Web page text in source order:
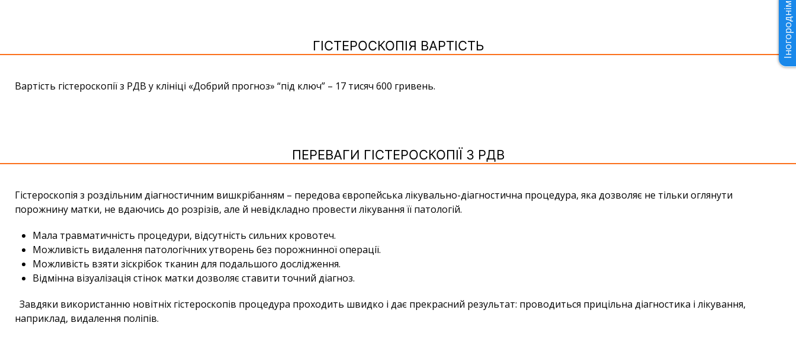
ГІСТЕРОСКОПІЯ ВАРТІСТЬ
Вартість гістероскопії з РДВ у клініці «Добрий прогноз» “під ключ” – 17 тисяч 600 гривень.
ПЕРЕВАГИ ГІСТЕРОСКОПІЇ З РДВ
Гістероскопія з роздільним діагностичним вишкрібанням – передова європейська лікувально-діагностична процедура, яка дозволяє не тільки оглянути
порожнину матки, не вдаючись до розрізів, але й невідкладно провести лікування її патологій.
Мала травматичність процедури, відсутність сильних кровотеч.
Можливість видалення патологічних утворень без порожнинної операції.
Можливість взяти зіскрібок тканин для подальшого дослідження.
Відмінна візуалізація стінок матки дозволяє ставити точний діагноз.
Завдяки використанню новітніх гістероскопів процедура проходить швидко і дає прекрасний результат: проводиться прицільна діагностика і лікування,
наприклад, видалення поліпів.
Іногороднім